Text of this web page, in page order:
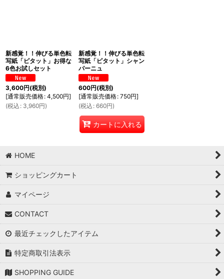
新感覚！！伸びる単色転
写紙「ピタット」お得な
6色お試しセット
3,600円(税別)
[通常販売価格: 4,500円]
(税込 : 3,960円)
新感覚！！伸びる単色転
写紙「ピタット」シャン
パーニュ
600円(税別)
[通常販売価格: 750円]
(税込 : 660円)
カートに入れる
HOME
ショッピングカート
マイページ
CONTACT
最近チェックしたアイテム
特定商取引法表示
SHOPPING GUIDE